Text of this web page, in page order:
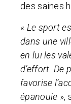
des saines
« Le sport
dans une
en lui les
d’effort. De
favorise
épanouie »,